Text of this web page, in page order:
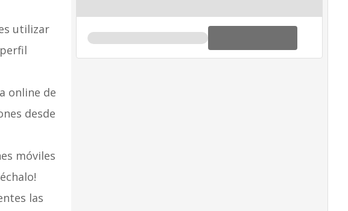
utilizar
online de
desde
móviles
las